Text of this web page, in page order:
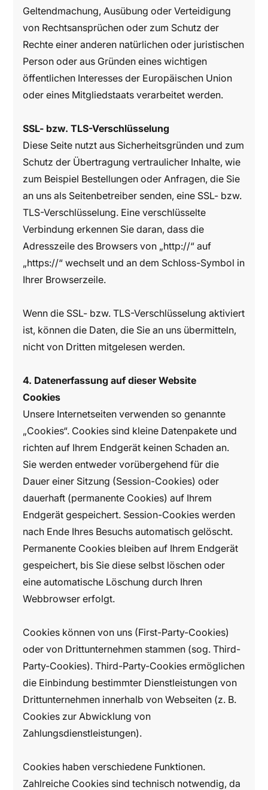
Geltendmachung, Ausübung oder Verteidigung
von Rechtsansprüchen oder zum Schutz der
Rechte einer anderen natürlichen oder juristischen
Person oder aus Gründen eines wichtigen
öffentlichen Interesses der Europäischen Union
oder eines Mitgliedstaats verarbeitet werden.
SSL- bzw. TLS-Verschlüsselung
Diese Seite nutzt aus Sicherheitsgründen und zum
Schutz der Übertragung vertraulicher Inhalte, wie
zum Beispiel Bestellungen oder Anfragen, die Sie
an uns als Seitenbetreiber senden, eine SSL- bzw.
TLS-Verschlüsselung. Eine verschlüsselte
Verbindung erkennen Sie daran, dass die
Adresszeile des Browsers von „http://“ auf
„https://“ wechselt und an dem Schloss-Symbol in
Ihrer Browserzeile.
Wenn die SSL- bzw. TLS-Verschlüsselung aktiviert
ist, können die Daten, die Sie an uns übermitteln,
nicht von Dritten mitgelesen werden.
4. Datenerfassung auf dieser Website
Cookies
Unsere Internetseiten verwenden so genannte
„Cookies“. Cookies sind kleine Datenpakete und
richten auf Ihrem Endgerät keinen Schaden an.
Sie werden entweder vorübergehend für die
Dauer einer Sitzung (Session-Cookies) oder
dauerhaft (permanente Cookies) auf Ihrem
Endgerät gespeichert. Session-Cookies werden
nach Ende Ihres Besuchs automatisch gelöscht.
Permanente Cookies bleiben auf Ihrem Endgerät
gespeichert, bis Sie diese selbst löschen oder
eine automatische Löschung durch Ihren
Webbrowser erfolgt.
Cookies können von uns (First-Party-Cookies)
oder von Drittunternehmen stammen (sog. Third-
Party-Cookies). Third-Party-Cookies ermöglichen
die Einbindung bestimmter Dienstleistungen von
Drittunternehmen innerhalb von Webseiten (z. B.
Cookies zur Abwicklung von
Zahlungsdienstleistungen).
Cookies haben verschiedene Funktionen.
Zahlreiche Cookies sind technisch notwendig, da